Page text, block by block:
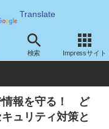
Translate
検索 Impressサイト
ア対策
情報を守る！ ど
ュリティ対策と